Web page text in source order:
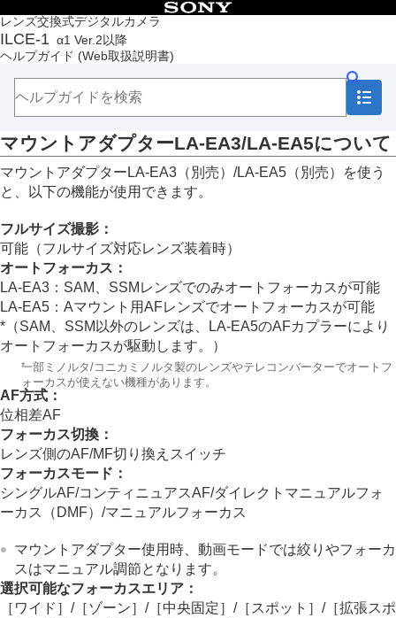
レンズ交換式デジタルカメラ
ILCE-1 α1 Ver.2以降
ヘルプガイド (Web取扱説明書)
目次
トップページ
ヘルプガイドの使いかた
本体と付属品を確認する
本機の基本操作
準備/基本的な撮影
MENU一覧から機能を探す
撮影機能を活用する
再生する
カメラの設定を変更する
スマートフォンでできること
パソコンでできること
クラウドサービスを利用する
資料
マルチインターフェースシュー対応のオーディオ
アクセサリーについて
縦位置グリップについて
マウントアダプターLA-EA3/LA-EA5について
マウントアダプターLA-EA4について
マルチバッテリーアダプターキットについて
バッテリーの使用時間と撮影可能枚数
静止画の記録可能枚数
モニターに表示されるアイコン一覧
初期値一覧
主な仕様
商標について
マウントアダプターLA-EA3/LA-EA5について
マウントアダプターLA-EA3（別売）/LA-EA5（別売）を使う
と、以下の機能が使用できます。
フルサイズ撮影：
可能（フルサイズ対応レンズ装着時）
オートフォーカス ：
LA-EA3：SAM、SSMレンズでのみオートフォーカスが可能
LA-EA5：Aマウント用AFレンズでオートフォーカスが可能
*（SAM、SSM以外のレンズは、LA-EA5のAFカプラーにより
オートフォーカスが駆動します。）
*一部ミノルタ/コニカミノルタ製のレンズやテレコンバーターでオートフ
ォーカスが使えない機種があります。
AF方式 ：
位相差AF
フォーカス切換：
レンズ側のAF/MF切り換えスイッチ
フォーカスモード：
シングルAF/コンティニュアスAF/ダイレクトマニュアルフォ
ーカス（ DMF）/マニュアルフォーカス
マウントアダプター使用時、動画モードでは絞りやフォーカ
スはマニュアル調節となります。
選択可能なフォーカスエリア：
［ワイド］ /［ゾーン］ /［中央固定］ /［スポット］ /［拡張スポ